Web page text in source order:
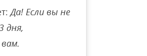
Да! Если вы не
дня,